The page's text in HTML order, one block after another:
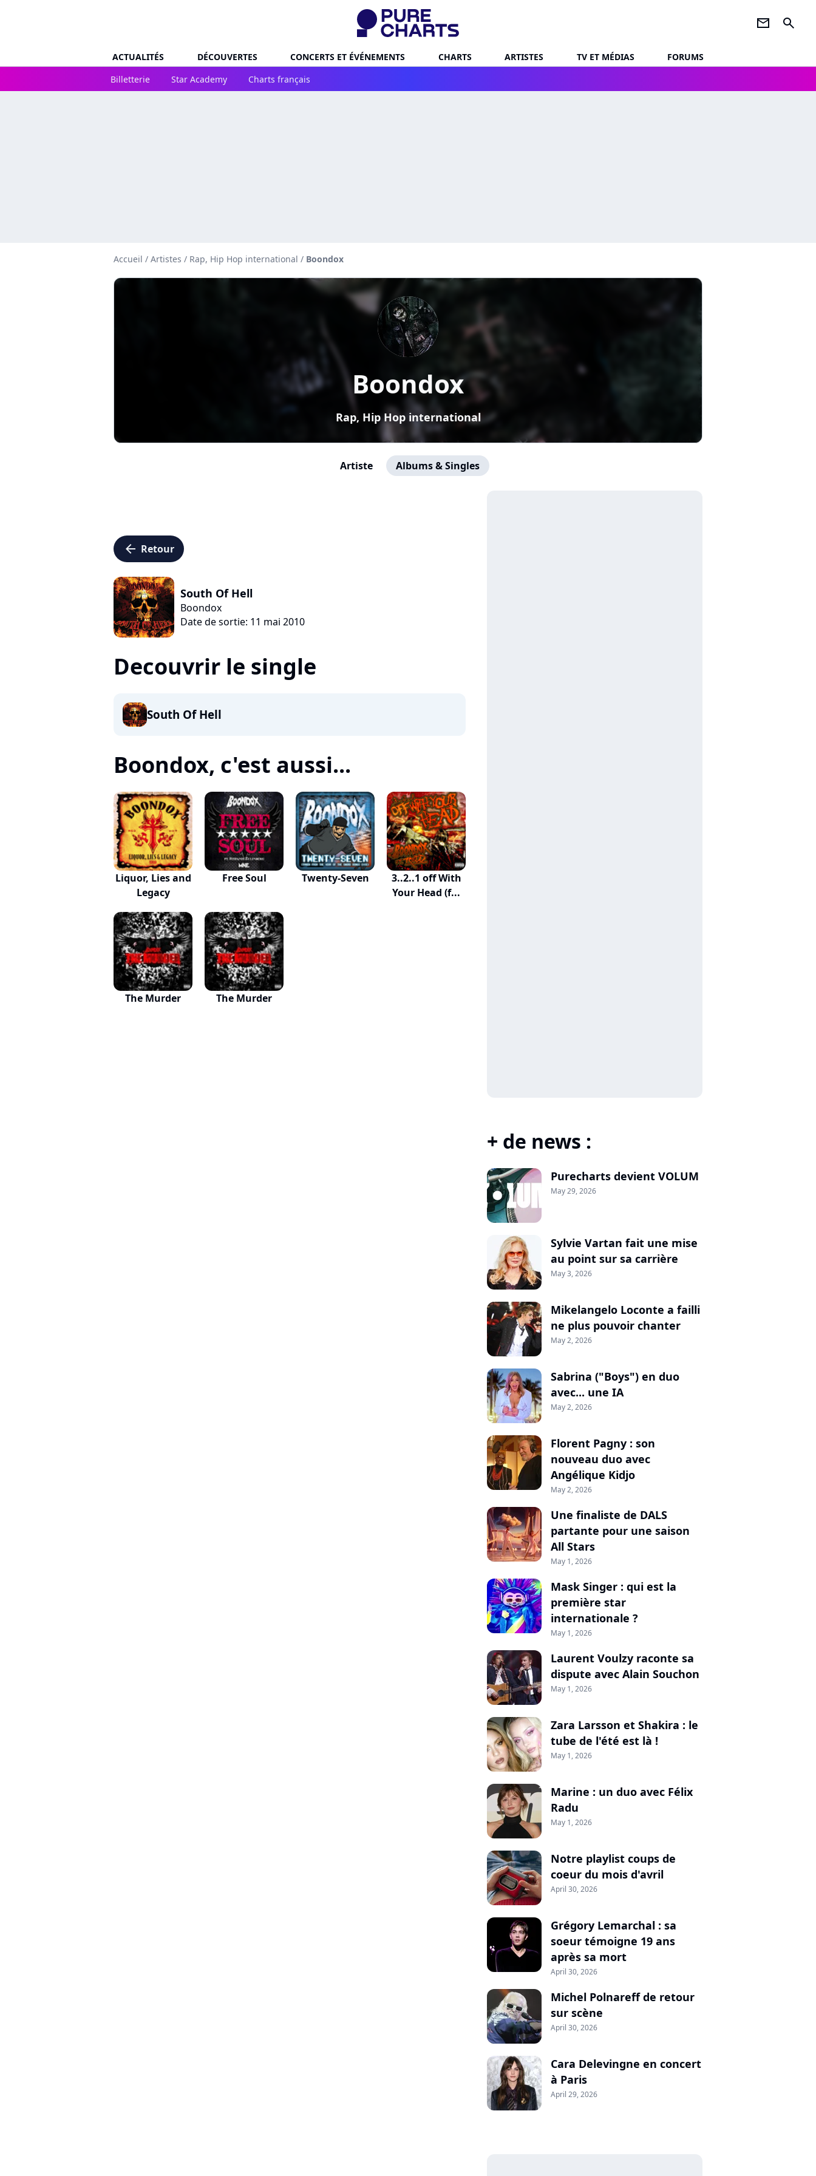
newsletter search
ACTUALITÉS DÉCOUVERTES CONCERTS ET ÉVÉNEMENTS CHARTS ARTISTES TV ET MÉDIAS
FORUMS
Billetterie
Star Academy Charts français
Accueil / Artistes / Rap, Hip Hop international / Boondox
Boondox
Rap, Hip Hop international
Artiste Albums & Singles
arrow_left Retour
South Of Hell
Boondox
Date de sortie: 11 mai 2010
Decouvrir le single
South Of Hell
Boondox, c'est aussi...
Liquor, Lies and
Legacy
Free Soul Twenty-Seven
3..2..1 off With
Your Head (f...
The Murder The Murder
+ de news :
Purecharts devient VOLUM
May 29, 2026
Sylvie Vartan fait une mise
au point sur sa carrière
May 3, 2026
Mikelangelo Loconte a failli
ne plus pouvoir chanter
May 2, 2026
Sabrina ("Boys") en duo
avec... une IA
May 2, 2026
Florent Pagny : son
nouveau duo avec
Angélique Kidjo
May 2, 2026
Une finaliste de DALS
partante pour une saison
All Stars
May 1, 2026
Mask Singer : qui est la
première star
internationale ?
May 1, 2026
Laurent Voulzy raconte sa
dispute avec Alain Souchon
May 1, 2026
Zara Larsson et Shakira : le
tube de l'été est là !
May 1, 2026
Marine : un duo avec Félix
Radu
May 1, 2026
Notre playlist coups de
coeur du mois d'avril
April 30, 2026
Grégory Lemarchal : sa
soeur témoigne 19 ans
après sa mort
April 30, 2026
Michel Polnareff de retour
sur scène
April 30, 2026
Cara Delevingne en concert
à Paris
April 29, 2026